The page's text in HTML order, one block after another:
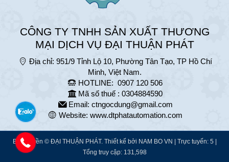
CÔNG TY TNHH SẢN XUẤT THƯƠNG
MẠI DỊCH VỤ ĐẠI THUẬN PHÁT
Địa chỉ: 951/9 Tỉnh Lộ 10, Phường Tân Tạo, TP Hồ Chí
Minh, Việt Nam.
HOTLINE: 0907 120 506
Mã số thuế : 0304884590
Email: ctngocdung@gmail.com
Website: www.dtphatautomation.com
Bản quyền © ĐẠI THUẬN PHÁT. Thiết kế bởi NAM BO VN
| Trực tuyến: 5 |
Tổng truy cập: 131,598